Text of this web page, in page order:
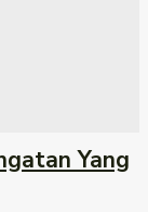
Yang